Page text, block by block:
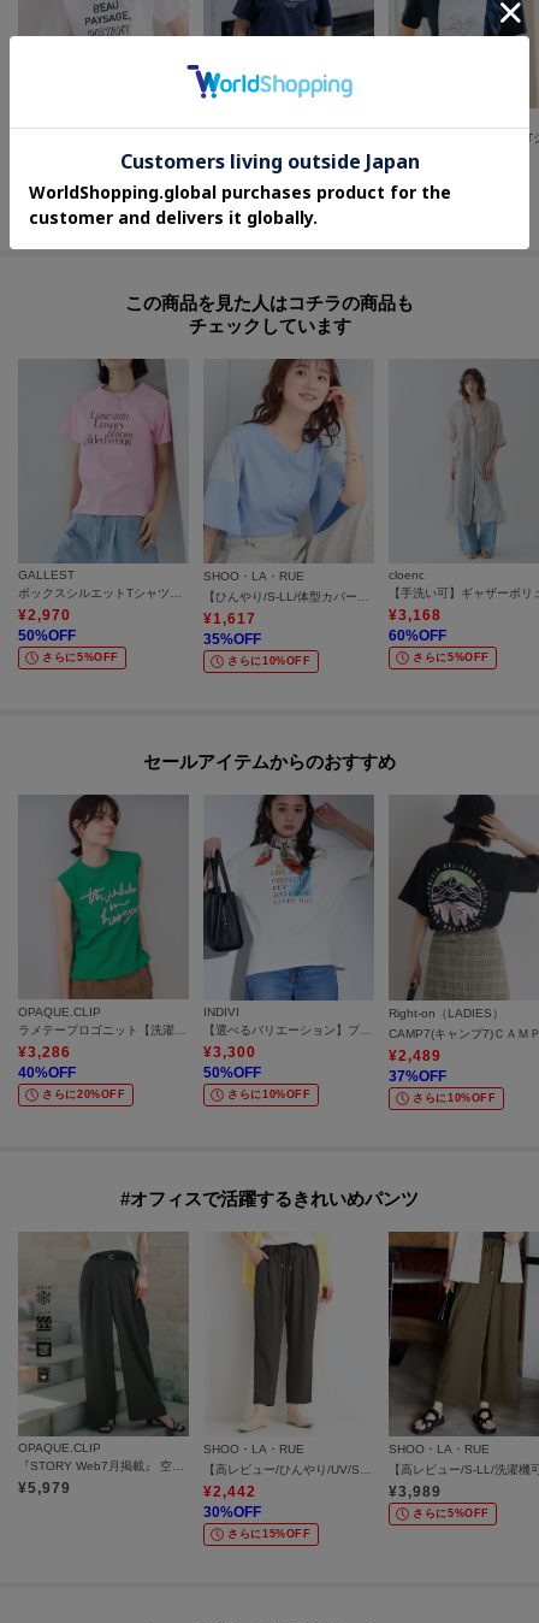
さらに10%OFF
¥4,752
さらに10%OFF
¥3,479
この商品を見た人はコチラの商品も
チェックしています
GALLEST
ボックスシルエットTシャツ【接触冷感】
¥2,970
50%OFF
さらに5%OFF
SHOO・LA・RUE
【ひんやり/S-LL/体型カバー】フレアスリーブで二の腕を自然に隠せる 浅VネックTシャツ
¥1,617
35%OFF
さらに10%OFF
cloenc
¥3,168
60%OFF
さらに5%OFF
セールアイテムからのおすすめ
OPAQUE.CLIP
¥3,286
40%OFF
さらに20%OFF
INDIVI
¥3,300
50%OFF
さらに10%OFF
Right-on（LADIES）
¥2,489
37%OFF
さらに10%OFF
#オフィスで活躍するきれいめパンツ
OPAQUE.CLIP
『STORY Web7月掲載』 空気パンツ《接触冷感／UVケア／吸水速乾／防シワ／洗濯機OK》
¥5,979
SHOO・LA・RUE
【高レビュー/ひんやり/UV/SS-3L/セットアップ可】さらさらぷるん イージーテーパードパンツ
¥2,442
30%OFF
さらに15%OFF
SHOO・LA・RUE
¥3,989
さらに5%OFF